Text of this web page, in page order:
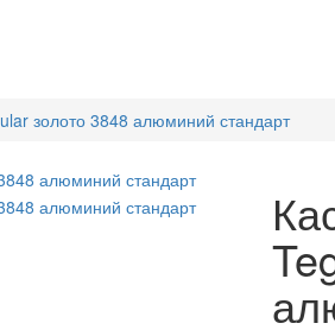
золото 3848 алюминий стандарт